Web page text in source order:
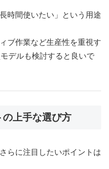
時間使いたい」という用途
ブ作業など生産性を重視す
デルも検討すると良いで
上手な選び方
らに注目したいポイントは